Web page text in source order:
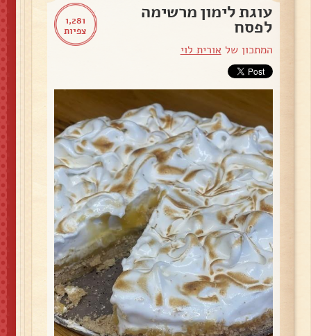
1,281
צפיות
עוגת לימון מרשימה
לפסח
המתכון של אורית לוי